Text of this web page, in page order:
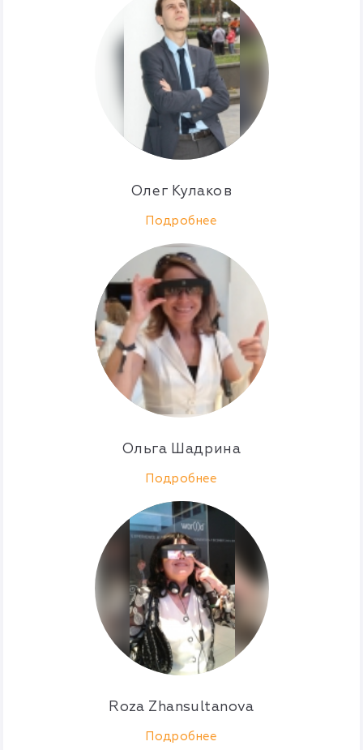
Олег Кулаков
Подробнее
Ольга Шадрина
Подробнее
Roza Zhansultanova
Подробнее